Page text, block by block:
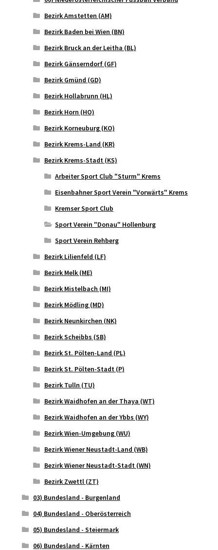
Bezirk Amstetten (AM)
Bezirk Baden bei Wien (BN)
Bezirk Bruck an der Leitha (BL)
Bezirk Gänserndorf (GF)
Bezirk Gmünd (GD)
Bezirk Hollabrunn (HL)
Bezirk Horn (HO)
Bezirk Korneuburg (KO)
Bezirk Krems-Land (KR)
Bezirk Krems-Stadt (KS)
Arbeiter Sport Club "Sturm" Krems
Eisenbahner Sport Verein "Vorwärts" Krems
Kremser Sport Club
Sport Verein "Donau" Hollenburg
Sport Verein Rehberg
Bezirk Lilienfeld (LF)
Bezirk Melk (ME)
Bezirk Mistelbach (MI)
Bezirk Mödling (MD)
Bezirk Neunkirchen (NK)
Bezirk Scheibbs (SB)
Bezirk St. Pölten-Land (PL)
Bezirk St. Pölten-Stadt (P)
Bezirk Tulln (TU)
Bezirk Waidhofen an der Thaya (WT)
Bezirk Waidhofen an der Ybbs (WY)
Bezirk Wien-Umgebung (WU)
Bezirk Wiener Neustadt-Land (WB)
Bezirk Wiener Neustadt-Stadt (WN)
Bezirk Zwettl (ZT)
03) Bundesland - Burgenland
04) Bundesland - Oberösterreich
05) Bundesland - Steiermark
06) Bundesland - Kärnten